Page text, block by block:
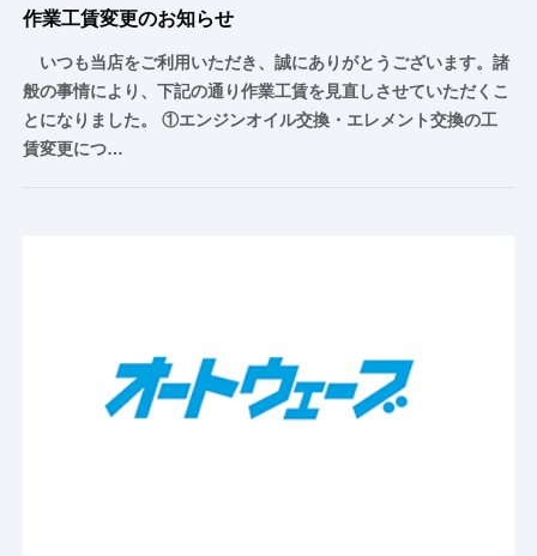
作業工賃変更のお知らせ
いつも当店をご利用いただき、誠にありがとうございます。諸
般の事情により、下記の通り作業工賃を見直しさせていただくこ
とになりました。 ①エンジンオイル交換・エレメント交換の工
賃変更につ…